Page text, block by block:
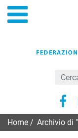
Home Archivio di